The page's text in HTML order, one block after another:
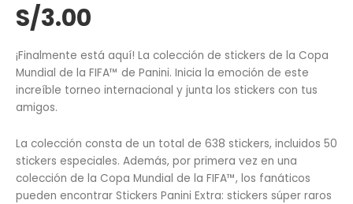
S/3.00
¡Finalmente está aquí! La colección de stickers de la Copa
Mundial de la FIFA™ de Panini. Inicia la emoción de este
increíble torneo internacional y junta los stickers con tus
amigos.
La colección consta de un total de 638 stickers, incluidos 50
stickers especiales. Además, por primera vez en una
colección de la Copa Mundial de la FIFA™, los fanáticos
pueden encontrar Stickers Panini Extra: stickers súper raros